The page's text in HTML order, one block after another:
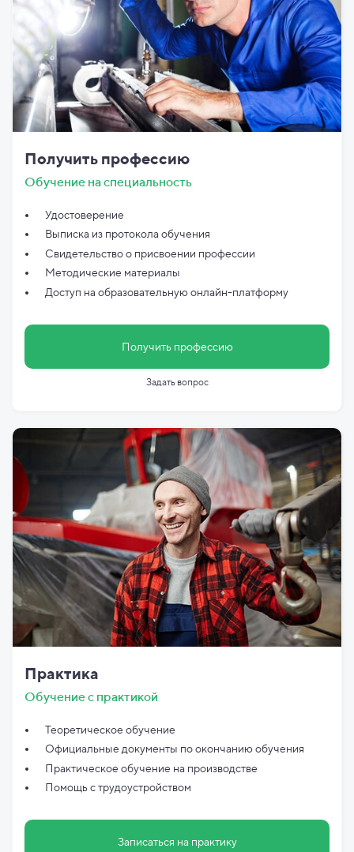
Получить профессию
Обучение на специальность
Удостоверение
Выписка из протокола обучения
Свидетельство о присвоении профессии
Методические материалы
Доступ на образовательную онлайн-платформу
Получить профессию
Задать вопрос
Практика
Обучение с практикой
Теоретическое обучение
Официальные документы поокончанию обучения
Практическое обучение на производстве
Помощь с трудоустройством
Записаться на практику